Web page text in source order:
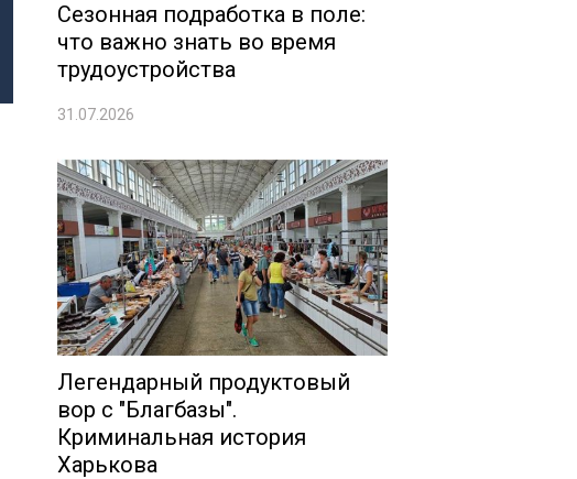
Сезонная подработка в поле:
что важно знать во время
трудоустройства
31.07.2026
Легендарный продуктовый
вор с "Благбазы".
Криминальная история
Харькова